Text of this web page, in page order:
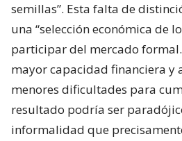
semillas”. Esta falta de
una “selección económica de
participar del mercado
mayor capacidad financiera y
menores dificultades para
resultado podría ser
informalidad que